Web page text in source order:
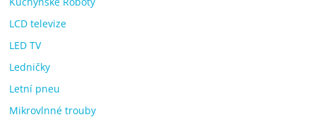
LCD televize
LED TV
Ledničky
Letní pneu
Mikrovlnné trouby